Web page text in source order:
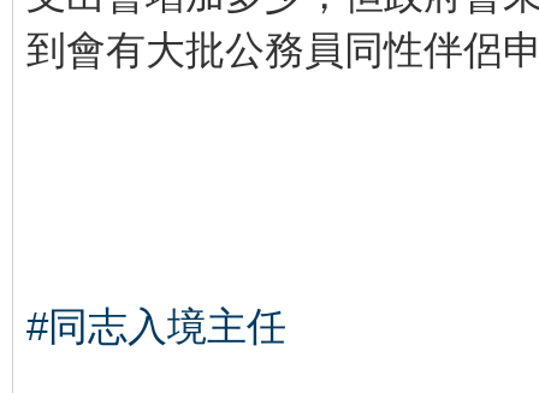
到會有大批公務員同性伴侶
#同志入境主任